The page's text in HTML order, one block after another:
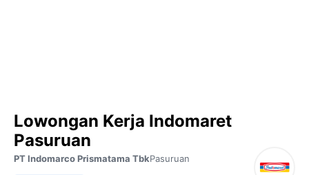
Lowongan Kerja Indomaret
Pasuruan
PT Indomarco Prismatama TbkPasuruan